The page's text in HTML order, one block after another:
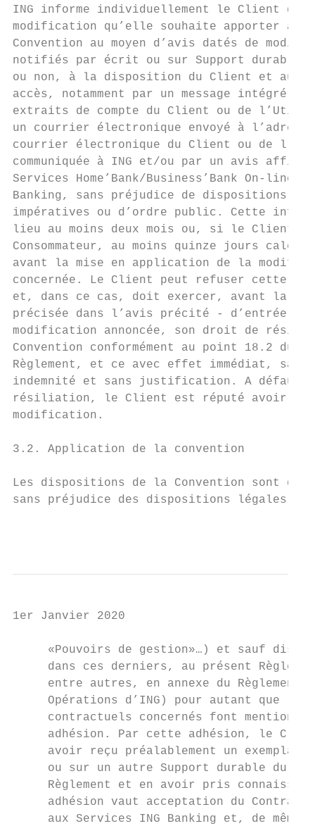
ING informe individuellement le Client
modification qu’elle souhaite apporter à
Convention au moyen d’avis datés de
notifiés par écrit ou sur Support durable,
ou non, à la disposition du Client et
accès, notamment par un message
extraits de compte du Client ou de
un courrier électronique envoyé à
courrier électronique du Client ou de
communiquée à ING et/ou par un avis
Services Home’Bank/Business’Bank On-
Banking, sans préjudice de dispositions
impératives ou d’ordre public. Cette
lieu au moins deux mois ou, si le Client
Consommateur, au moins quinze jours
avant la mise en application de la
concernée. Le Client peut refuser cette
et, dans ce cas, doit exercer, avant la
précisée dans l’avis précité - d’entrée
modification annoncée, son droit de
Convention conformément au point 18.2
Règlement, et ce avec effet immédiat,
indemnité et sans justification. A défaut
résiliation, le Client est réputé avoir
modification.
3.2. Application de la convention
Les dispositions de la Convention sont
sans préjudice des dispositions légales ou
1er Janvier 2020
«Pouvoirs de gestion»…) et sauf
dans ces derniers, au présent
entre autres, en annexe du Règlement
Opérations d’ING) pour autant que
contractuels concernés font mention
adhésion. Par cette adhésion, le
avoir reçu préalablement un
ou sur un autre Support durable du
Règlement et en avoir pris
adhésion vaut acceptation du Contrat
aux Services ING Banking et, de